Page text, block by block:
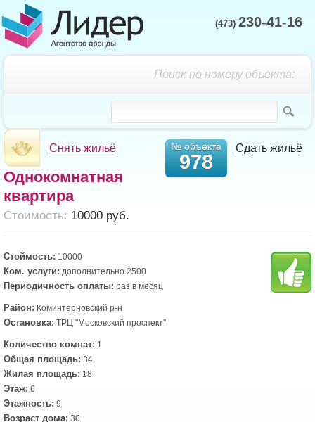
(473) 230-41-16
Поиск по номеру объекта:
Снять жильё Сдать жильё
№ объекта
978
Однокомнатная
квартира
Cтоимость: 10000 руб.
Стоймость: 10000
Ком. услуги: дополнительно 2500
Периодичность оплаты: раз в месяц
Район: Коминтерновский р-н
Остановка: ТРЦ "Московский проспект"
Количество комнат: 1
Общая площадь: 34
Жилая площадь: 18
Этаж: 6
Этажность: 9
Возраст дома: 30